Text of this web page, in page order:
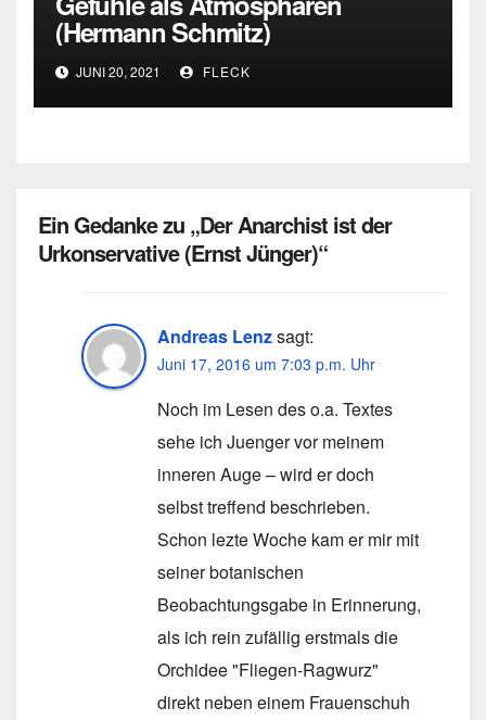
(Hermann Schmitz)
JUNI 20, 2021 FLECK
Ein Gedanke zu „Der Anarchist ist der
Urkonservative (Ernst Jünger)“
Andreas Lenzsagt:
Juni 17, 2016 um 7:03 p.m. Uhr
Noch im Lesen des o.a. Textes
sehe ich Juenger vor meinem
inneren Auge – wird er doch
selbst treffend beschrieben.
Schon lezte Woche kam er mir mit
seiner botanischen
Beobachtungsgabe in Erinnerung,
als ich rein zufällig erstmals die
Orchidee "Fliegen-Ragwurz"
direkt neben einem Frauenschuh